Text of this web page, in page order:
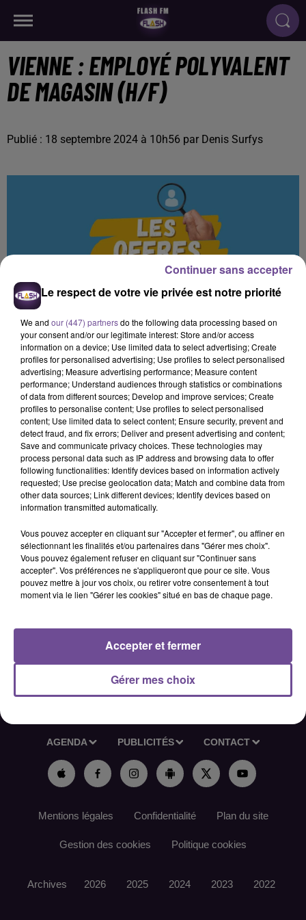
VIENNE : EMPLOYÉ POLYVALENT
DE MAGASIN (H/F)
Publié : 18 septembre 2024 à 10h56 par Denis Surfys
Un magasin de Poitiers recherche un
employé polyvalent (H/F).
Un magasin de Poitiers recherche un employé polyvalent
(H/F). Vos missions : approvisionner l'ensemble des rayons.
Gérer l'encaissement des produits. Maintenir le magasin bien
achalandé, propre et soigné pour que les clients s'y
retrouvent. Réceptionner et traiter les livraisons.
Accompagner et renseigner les clients. Assurer le nettoyage
et rangement des différents espaces du point de vente.
Mettre en place et suivre la promotion hebdomadaire.
AGENDA PUBLICITÉS CONTACT
Mentions légales Confidentialité Plan du site
Gestion des cookies Politique cookies
Archives 2026 2025 2024 2023 2022
Le respect de votre vie privée est notre priorité
We and our (447) partnersdo the following data processing based on
your consent and/or our legitimate interest: Store and/or access
information on a device; Use limited data to select advertising; Create
profiles for personalised advertising; Use profiles to select personalised
advertising; Measure advertising performance; Measure content
performance; Understand audiences through statistics or combinations
of data from different sources; Develop and improve services; Create
profiles to personalise content; Use profiles to select personalised
content; Use limited data to select content; Ensure security, prevent and
detect fraud, and fix errors; Deliver and present advertising and content;
Save and communicate privacy choices. These technologies may
process personal data such as IP address and browsing data to offer
following functionalities: Identify devices based on information actively
requested; Use precise geolocation data; Match and combine data from
other data sources; Link different devices; Identify devices based on
information transmitted automatically.
Vous pouvez accepter en cliquant sur "Accepter et fermer", ou affiner en
sélectionnant les finalités et/ou partenaires dans "Gérer mes choix".
Vous pouvez également refuser en cliquant sur "Continuer sans
accepter". Vos préférences ne s'appliqueront que pour ce site. Vous
pouvez mettre à jour vos choix, ou retirer votre consentement à tout
moment via le lien "Gérer les cookies" situé en bas de chaque page.
Gérer mes choix
Accepter et fermer
Continuer sans accepter